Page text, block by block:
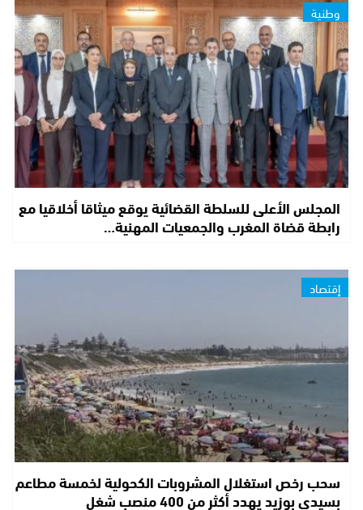
وطنية
المجلس الأعلى للسلطة القضائية يوقع ميثاقا أخلاقيا مع
رابطة قضاة المغرب والجمعيات المهنية…
إقتصاد
سحب رخص استغلال المشروبات الكحولية لخمسة مطاعم
بسيدي بوزيد يهدد أكثر من 400 منصب شغل